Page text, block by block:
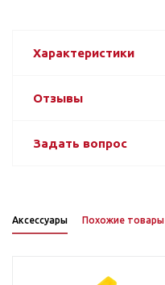
Характеристики
Отзывы
Задать вопрос
Аксессуары Похожие товары